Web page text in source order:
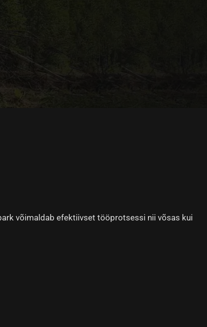
võimaldab efektiivset tööprotsessi nii võsas kui